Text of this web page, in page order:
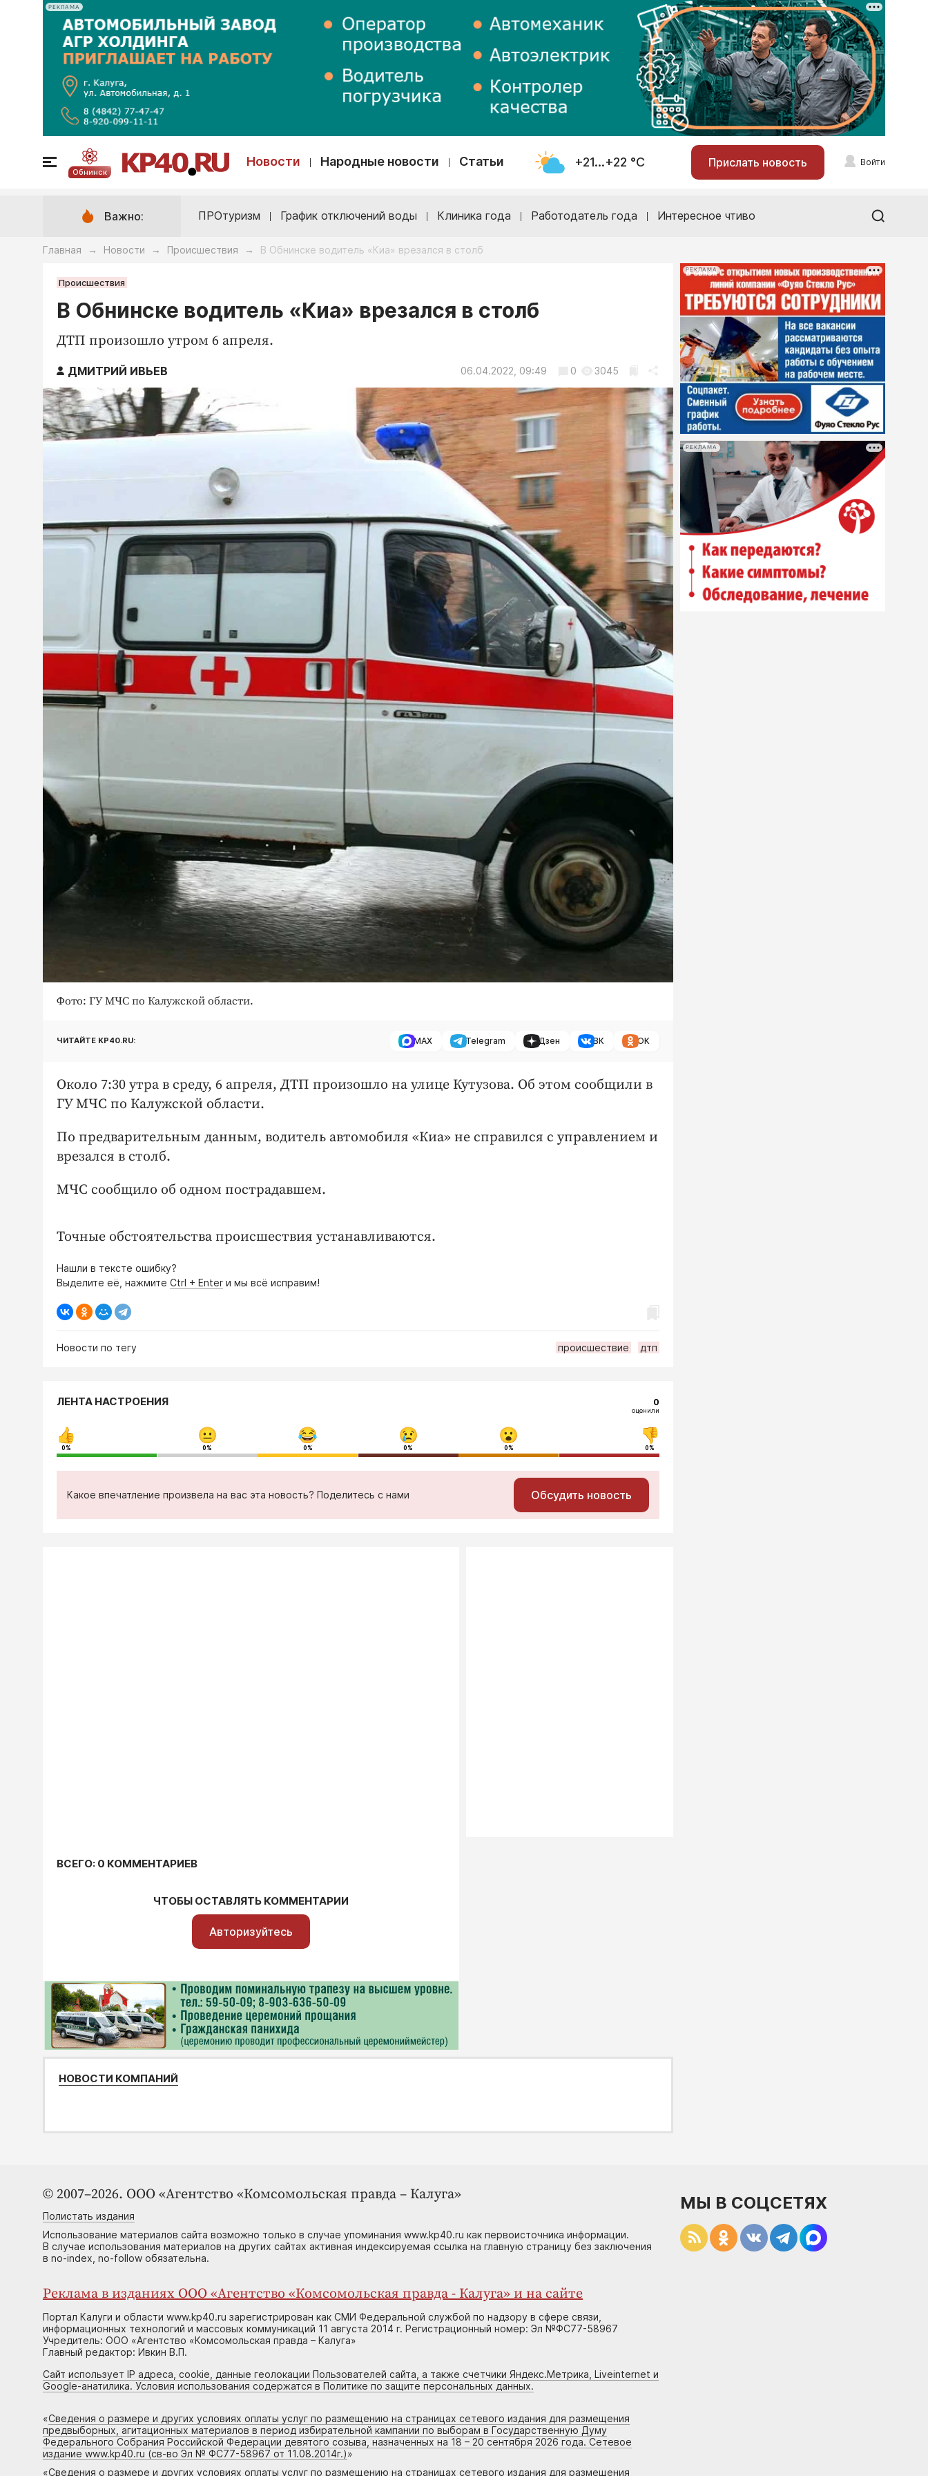
РЕКЛАМА
Обнинск
Новости Народные новости Статьи +21...+22 °С Прислать новость Войти
Важно: ПРОтуризм График отключений воды Клиника года Работодатель года Интересное чтиво
Главная → Новости → Происшествия → В Обнинске водитель «Киа» врезался в столб
Происшествия
В Обнинске водитель «Киа» врезался в столб
ДТП произошло утром 6 апреля.
ДМИТРИЙ ИВЬЕВ 06.04.2022, 09:49 0 3045
Фото: ГУ МЧС по Калужской области.
ЧИТАЙТЕ KP40.RU: MAX Telegram Дзен ВК ОК
Около 7:30 утра в среду, 6 апреля, ДТП произошло на улице Кутузова. Об этом сообщили в
ГУ МЧС по Калужской области.
По предварительным данным, водитель автомобиля «Киа» не справился с управлением и
врезался в столб.
МЧС сообщило об одном пострадавшем.
Точные обстоятельства происшествия устанавливаются.
Нашли в тексте ошибку?
Выделите её, нажмите Ctrl + Enter и мы всё исправим!
Новости по тегу происшествие дтп
РЕКЛАМА
РЕКЛАМА
ЛЕНТА НАСТРОЕНИЯ 0
оценили
0% 0% 0% 0% 0% 0%
Какое впечатление произвела на вас эта новость? Поделитесь с нами Обсудить новость
ВСЕГО: 0 КОММЕНТАРИЕВ
ЧТОБЫ ОСТАВЛЯТЬ КОММЕНТАРИИ
Авторизуйтесь
НОВОСТИ КОМПАНИЙ
© 2007–2026. ООО «Агентство «Комсомольская правда – Калуга»
Полистать издания
Использование материалов сайта возможно только в случае упоминания www.kp40.ru как первоисточника информации.
В случае использования материалов на других сайтах активная индексируемая ссылка на главную страницу без заключения
в no-index, no-follow обязательна.
Реклама в изданиях ООО «Агентство «Комсомольская правда - Калуга» и на сайте
Портал Калуги и области www.kp40.ru зарегистрирован как СМИ Федеральной службой по надзору в сфере связи,
информационных технологий и массовых коммуникаций 11 августа 2014 г. Регистрационный номер: Эл №ФС77-58967
Учредитель: ООО «Агентство «Комсомольская правда – Калуга»
Главный редактор: Ивкин В.П.
Сайт использует IP адреса, cookie, данные геолокации Пользователей сайта, а также счетчики Яндекс.Метрика, Liveinternet и
Google-анатилика. Условия использования содержатся в Политике по защите персональных данных.
«Сведения о размере и других условиях оплаты услуг по размещению на страницах сетевого издания для размещения
предвыборных, агитационных материалов в период избирательной кампании по выборам в Государственную Думу
Федерального Собрания Российской Федерации девятого созыва, назначенных на 18 – 20 сентября 2026 года. Сетевое
издание www.kp40.ru (св-во Эл № ФС77-58967 от 11.08.2014г.)»
«Сведения о размере и других условиях оплаты услуг по размещению на страницах сетевого издания для размещения
МЫ В СОЦСЕТЯХ